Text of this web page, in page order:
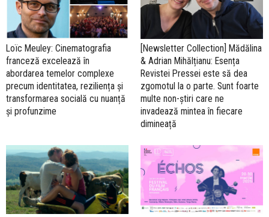
Loïc Meuley: Cinematografia
franceză excelează în
abordarea temelor complexe
precum identitatea, reziliența și
transformarea socială cu nuanță
și profunzime
[Newsletter Collection] Mădălina
& Adrian Mihălțianu: Esența
Revistei Pressei este să dea
zgomotul la o parte. Sunt foarte
multe non-știri care ne
invadează mintea în fiecare
dimineață